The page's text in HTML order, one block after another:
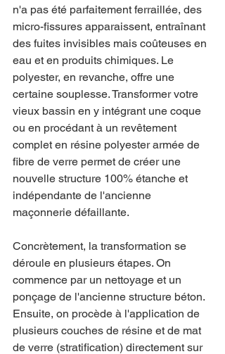
n'a pas été parfaitement ferraillée, des
micro-fissures apparaissent, entraînant
des fuites invisibles mais coûteuses en
eau et en produits chimiques. Le
polyester, en revanche, offre une
certaine souplesse. Transformer votre
vieux bassin en y intégrant une coque
ou en procédant à un revêtement
complet en résine polyester armée de
fibre de verre permet de créer une
nouvelle structure 100% étanche et
indépendante de l'ancienne
maçonnerie défaillante.
Concrètement, la transformation se
déroule en plusieurs étapes. On
commence par un nettoyage et un
ponçage de l'ancienne structure béton.
Ensuite, on procède à l'application de
plusieurs couches de résine et de mat
de verre (stratification) directement sur